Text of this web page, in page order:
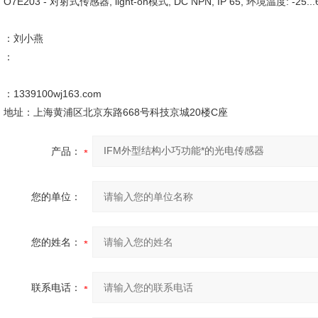
：刘小燕
：
：1339100wj163.com
地址：上海黄浦区北京东路668号科技京城20楼C座
产品：
您的单位：
您的姓名：
联系电话：